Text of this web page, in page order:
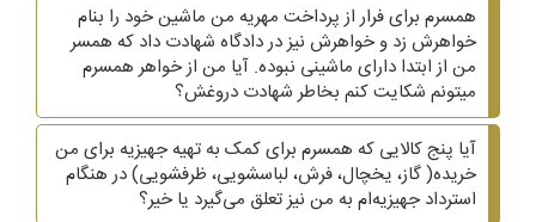
همسرم برای فرار از پرداخت مهریه من ماشین خود را بنام
خواهرش زد و خواهرش نیز در دادگاه شهادت داد که همسر
من از ابتدا دارای ماشینی نبوده. آیا من از خواهر همسرم
میتونم شکایت کنم بخاطر شهادت دروغش؟
آیا پنج کالایی که همسرم برای کمک به تهیه جهیزیه برای من
خریده( گاز، یخچال، فرش، لباسشویی، ظرفشویی)‌ در هنگام
استرداد جهیزیه‌ام به من نیز تعلق می‌گیرد یا خیر؟